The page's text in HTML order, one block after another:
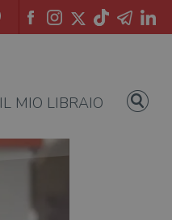
IL MIO LIBRAIO